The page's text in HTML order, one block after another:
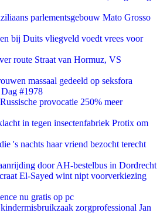
parlementsgebouw Mato Grosso
bij Duits vliegveld voedt vrees voor
route Straat van Hormuz, VS
massaal gedeeld op seksfora
#1978
provocatie 250% meer
in tegen insectenfabriek Protix om
's nachts haar vriend bezocht terecht
door AH-bestelbus in Dordrecht
El-Sayed wint nipt voorverkiezing
nu gratis op pc
zorgprofessional Jan